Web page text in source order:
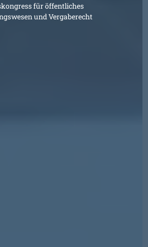
für öffentliches
und Vergaberecht
Kommentar
wird nicht veröffentlicht.